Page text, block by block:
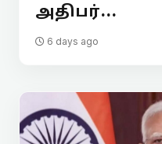
அதிபர்...
6 days ago